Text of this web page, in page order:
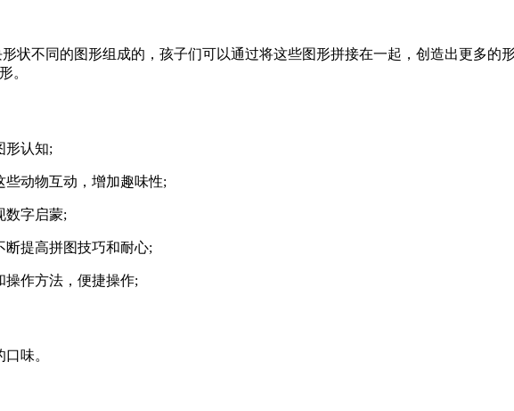
状不同的图形组成的，孩子们可以通过将这些图形拼接在一起，创造出更多的
。
形认知‌;
动物互动，增加趣味性‌;
数字启蒙‌;
提高拼图技巧和耐心‌;
操作方法，便捷操作;
味。